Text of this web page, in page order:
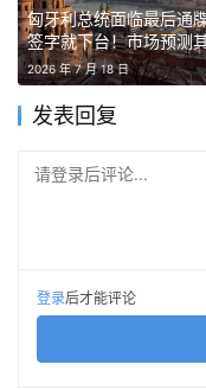
法律的不确定性已经
9日，总部位于伦敦的
暂停所有加密货币服
用户。
用户仍可将现有的加
匈牙利总统面临最后通
签字就下台！市场预测
免概率83%
2026 年 7 月 18 日
发表回复
请登录后评论...
登录后才能评论